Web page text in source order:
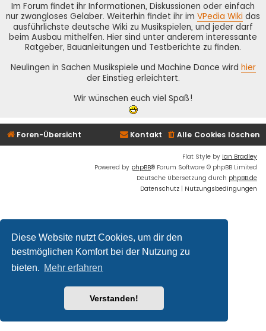
Diese Website nutzt Cookies, um dir den
bestmöglichen Komfort bei der Nutzung zu
bieten. Mehr erfahren
Verstanden!
Im Forum findet ihr Informationen, Diskussionen oder einfach
nur zwangloses Gelaber. Weiterhin findet ihr im VPedia Wiki das
ausführlichste deutsche Wiki zu Musikspielen, und jeder darf
beim Ausbau mithelfen. Hier sind unter anderem interessante
Ratgeber, Bauanleitungen und Testberichte zu finden.
Neulingen in Sachen Musikspiele und Machine Dance wird hier
der Einstieg erleichtert.
Wir wünschen euch viel Spaß!
Foren-Übersicht Alle Cookies löschen
Kontakt
Flat Style by Ian Bradley
Powered by phpBB® Forum Software © phpBB Limited
Deutsche Übersetzung durch phpBB.de
Datenschutz | Nutzungsbedingungen